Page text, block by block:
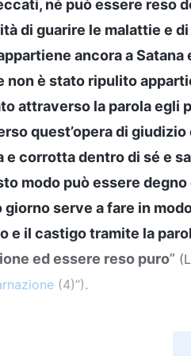
né può essere reso
di guarire le malattie e
ancora a
non è stato ripulito
attraverso la parola egli
quest’opera di
e corrotta dentro di sé e
modo può essere
giorno serve a fare in
e il castigo tramite la
ed essere reso puro”
(4)”).